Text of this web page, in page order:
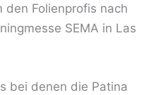
den Folienprofis nach
SEMA in Las
bei denen die Patina